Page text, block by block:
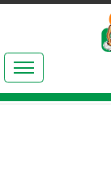
இலக்கியங்கள்
தமிழ் உலகம்